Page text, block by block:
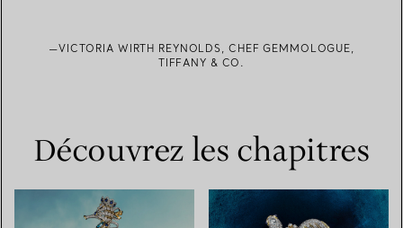
—VICTORIA WIRTH REYNOLDS, CHEF GEMMOLOGUE,
TIFFANY & CO.
Découvrez les chapitres